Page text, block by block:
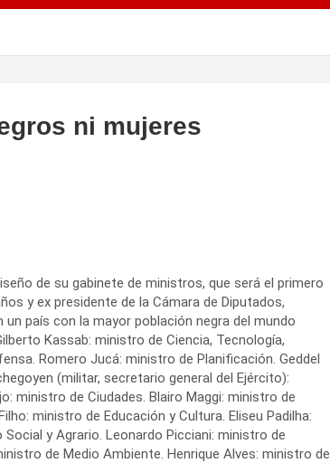
ni mujeres
de su gabinete de ministros, que será el primero
y ex presidente de la Cámara de Diputados,
país con la mayor población negra del mundo
Kassab: ministro de Ciencia, Tecnología,
Romero Jucá: ministro de Planificación. Geddel
(militar, secretario general del Ejército):
ministro de Ciudades. Blairo Maggi: ministro de
ministro de Educación y Cultura. Eliseu Padilha:
y Agrario. Leonardo Picciani: ministro de
de Medio Ambiente. Henrique Alves: ministro de